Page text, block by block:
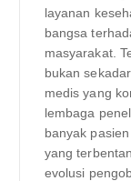
layanan
bangsa
masyarakat.
bukan
medis yang
lembaga
banyak
yang
evolusi